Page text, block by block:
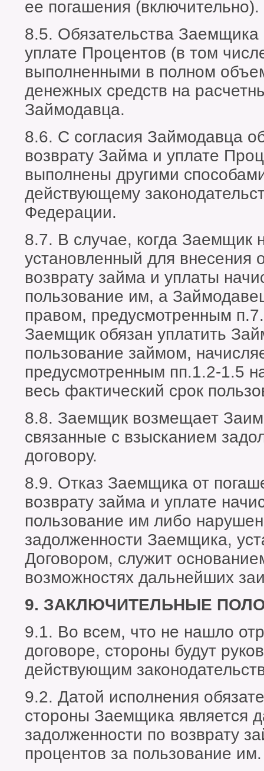
ее погашения (включительно).
8.5. Обязательства
уплате Процентов (в том
выполненными в полном
денежных средств на
Займодавца.
8.6. С согласия Займодавца
возврату Займа и уплате
выполнены другими
действующему
Федерации.
8.7. В случае, когда Заемщик
установленный для внесения
возврату займа и уплаты
пользование им, а
правом, предусмотренным
Заемщик обязан уплатить
пользование займом,
предусмотренным пп.1.2-1.5
весь фактический срок
8.8. Заемщик возмещает
связанные с взысканием
договору.
8.9. Отказ Заемщика от
возврату займа и уплате
пользование им либо
задолженности Заемщика,
Договором, служит
возможностях дальнейших
9. ЗАКЛЮЧИТЕЛЬНЫЕ
9.1. Во всем, что не нашло
договоре, стороны будут
действующим
9.2. Датой исполнения
стороны Заемщика является
задолженности по возврату
процентов за пользование им.